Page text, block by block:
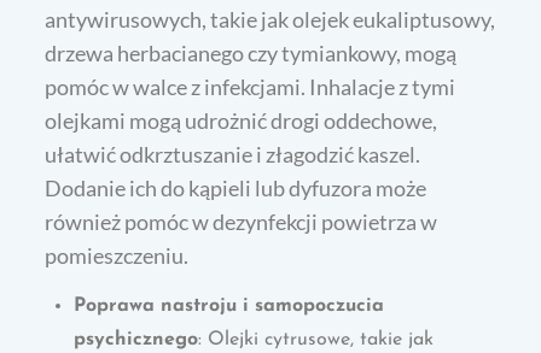
antywirusowych, takie jak olejek eukaliptusowy,
drzewa herbacianego czy tymiankowy, mogą
pomóc w walce z infekcjami. Inhalacje z tymi
olejkami mogą udrożnić drogi oddechowe,
ułatwić odkrztuszanie i złagodzić kaszel.
Dodanie ich do kąpieli lub dyfuzora może
również pomóc w dezynfekcji powietrza w
pomieszczeniu.
Poprawa nastroju i samopoczucia
psychicznego: Olejki cytrusowe, takie jak